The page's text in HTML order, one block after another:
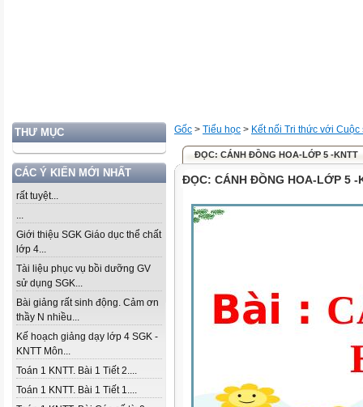
THƯ MỤC
CÁC Ý KIẾN MỚI NHẤT
rất tuyệt...
...
Giới thiệu SGK Giáo dục thể chất
lớp 4...
Tài liệu phục vụ bồi dưỡng GV
sử dụng SGK...
Bài giảng rất sinh động. Cảm ơn
thầy N nhiều...
Kế hoạch giảng dạy lớp 4 SGK -
KNTT Môn...
Toán 1 KNTT. Bài 1 Tiết 2....
Toán 1 KNTT. Bài 1 Tiết 1....
Gốc > Tiểu học > Kết nối Tri thức với Cuộc
ĐỌC: CÁNH ĐỒNG HOA-LỚP 5 -KNTT
ĐỌC: CÁNH ĐỒNG HOA-LỚP 5 -